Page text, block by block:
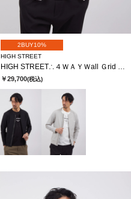
2BUY10%
HIGH STREET
HIGH STREET∴４ＷＡＹＷall Ｇrid ＪＱノーカラーＺＩＰＢＬ
￥29,700(税込)